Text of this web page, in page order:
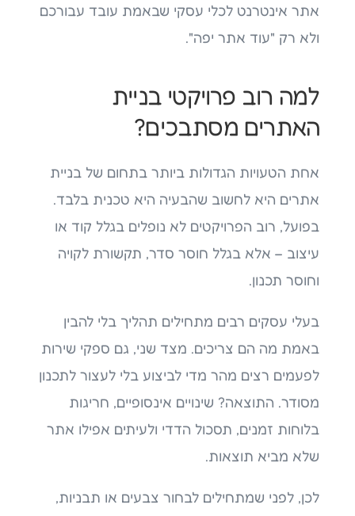
אתר אינטרנט לכלי עסקי שבאמת עובד עבורכם
ולא רק "עוד אתר יפה".
למה רוב פרויקטי בניית
האתרים מסתבכים?
אחת הטעויות הגדולות ביותר בתחום של בניית
אתרים היא לחשוב שהבעיה היא טכנית בלבד.
בפועל, רוב הפרויקטים לא נופלים בגלל קוד או
עיצוב – אלא בגלל חוסר סדר, תקשורת לקויה
וחוסר תכנון.
בעלי עסקים רבים מתחילים תהליך בלי להבין
באמת מה הם צריכים. מצד שני, גם ספקי שירות
לפעמים רצים מהר מדי לביצוע בלי לעצור לתכנון
מסודר. התוצאה? שינויים אינסופיים, חריגות
בלוחות זמנים, תסכול הדדי ולעיתים אפילו אתר
שלא מביא תוצאות.
לכן, לפני שמתחילים לבחור צבעים או תבניות,